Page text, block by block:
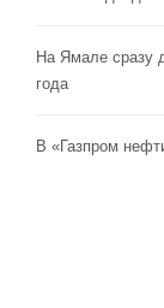
На Ямале сразу
года
В «Газпром